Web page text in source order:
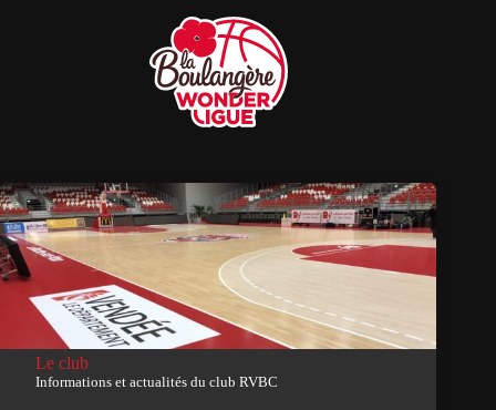
Le club
Informations et actualités du club RVBC